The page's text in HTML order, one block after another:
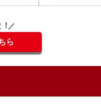
／
ら